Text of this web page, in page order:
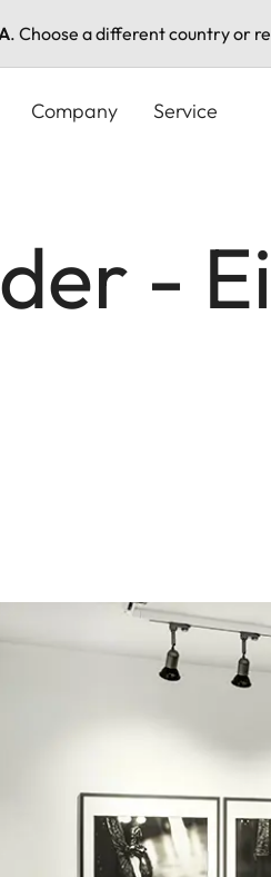
. Choose a different country or
Company Service
-